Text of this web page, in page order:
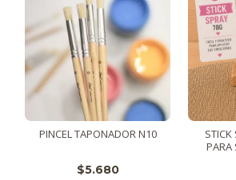
PINCEL TAPONADOR N10
$5.680
STICK
PARA